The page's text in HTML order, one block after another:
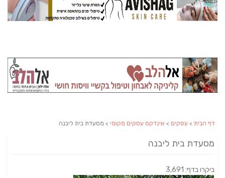
דף הבית > עסקים > אינדקס עסקים מקומי > מסעדת בית ליבנה
מסעדת בית ליבנה
ביקרו בדף: 3,691